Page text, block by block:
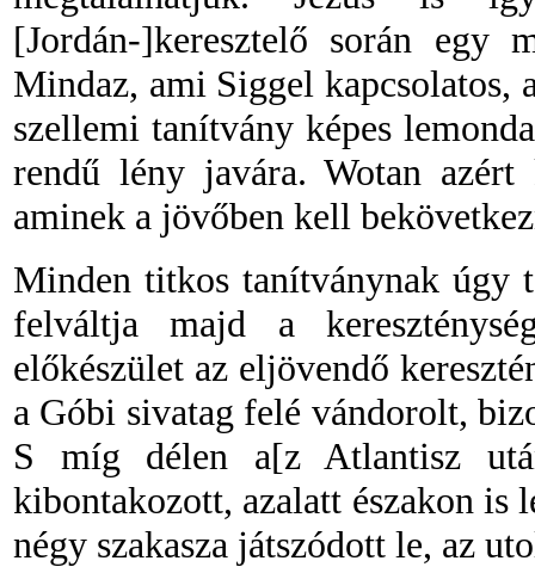
[Jordán-]keresztelő során egy
Mindaz, ami Siggel kapcsolatos,
szellemi tanítvány képes
rendű lény javára. Wotan
aminek a jövőben kell
Minden titkos tanítványnak úgy
felváltja majd a
előkészület az eljövendő
a Góbi sivatag felé vándorolt,
S míg délen a[z Atlantisz
kibontakozott, azalatt északon
négy szakasza játszódott le, az